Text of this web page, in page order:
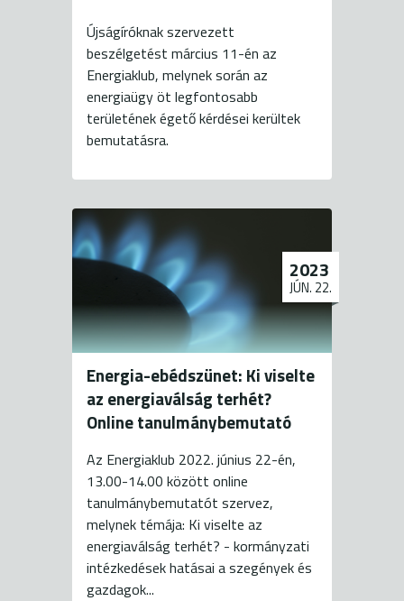
Újságíróknak szervezett
beszélgetést március 11-én az
Energiaklub, melynek során az
energiaügy öt legfontosabb
területének égető kérdései kerültek
bemutatásra.
Energia-ebédszünet: Ki viselte
az energiaválság terhét?
Online tanulmánybemutató
2023
JÚN. 22.
Az Energiaklub 2022. június 22-én,
13.00-14.00 között online
tanulmánybemutatót szervez,
melynek témája: Ki viselte az
energiaválság terhét? - kormányzati
intézkedések hatásai a szegények és
gazdagok...